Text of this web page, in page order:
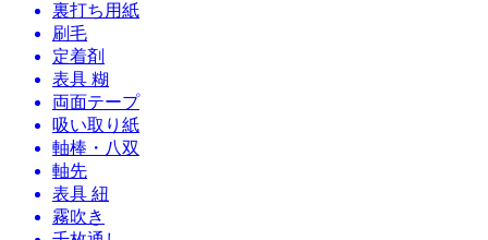
裏打ち用紙
刷毛
定着剤
表具 糊
両面テープ
吸い取り紙
軸棒・八双
軸先
表具 紐
霧吹き